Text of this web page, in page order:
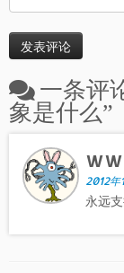
一条评
象是什么”
2012年
永远支